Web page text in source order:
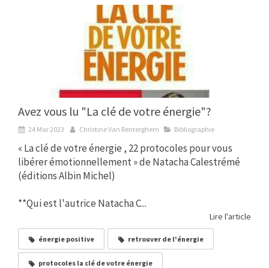
Avez vous lu "La clé de votre énergie"?
24 Mar 2023 Christine Van Renterghem Bibliographie
« La clé de votre énergie , 22 protocoles pour vous
libérer émotionnellement » de Natacha Calestrémé
(éditions Albin Michel)
**Qui est l'autrice Natacha C...
Lire l'article
énergie positive retrouver de l'énergie
protocoles la clé de votre énergie